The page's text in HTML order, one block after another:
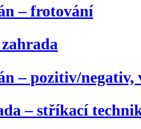
– frotování
– pozitiv/negativ,
– stříkací